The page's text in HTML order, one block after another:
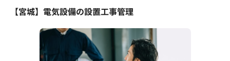
【宮城】電気設備の設置工事管理